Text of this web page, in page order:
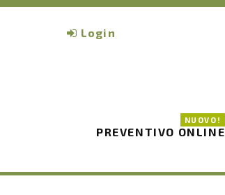
Login
PREVENTIVO ONLINE
NUOVO!